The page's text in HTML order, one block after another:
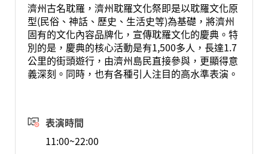
濟州古名耽羅，濟州耽羅文化祭即是以耽羅文化原
型(民俗、神話、歷史、生活史等)為基礎，將濟州
固有的文化內容品牌化，宣傳耽羅文化的慶典。特
別的是，慶典的核心活動是有1,500多人，長達1.7
公里的街頭遊行，由濟州島民直接參與，更顯得意
義深刻。同時，也有各種引人注目的高水準表演。
表演時間
11:00~22:00